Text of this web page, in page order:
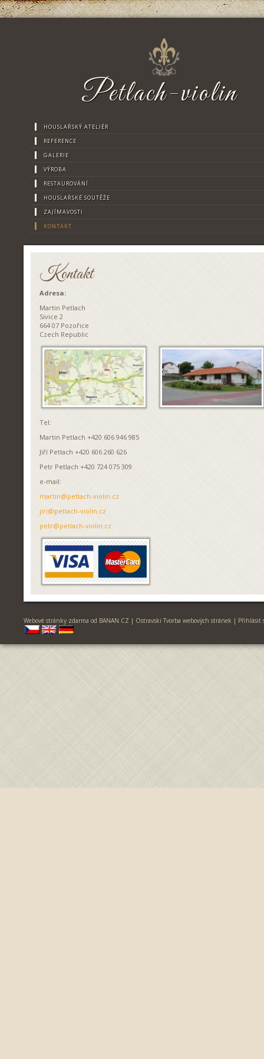
Petlach-violin
HOUSLAŘSKÝ ATELIÉR
REFERENCE
GALERIE
VÝROBA
RESTAUROVÁNÍ
HOUSLAŘSKÉ SOUTĚŽE
ZAJÍMAVOSTI
KONTAKT
Kontakt
Adresa:
Martin Petlach
Sivice 2
664 07 Pozořice
Czech Republic
Tel:
Martin Petlach +420 606 946 985
Jiří Petlach +420 606 260 626
Petr Petlach +420 724 075 309
e-mail:
martin@petlach-violin.cz
jiri@petlach-violin.cz
petr@petlach-violin.cz
Webové stránky zdarma od BANAN.CZ | Ostravski Tvorba webových stránek | Přihlásit